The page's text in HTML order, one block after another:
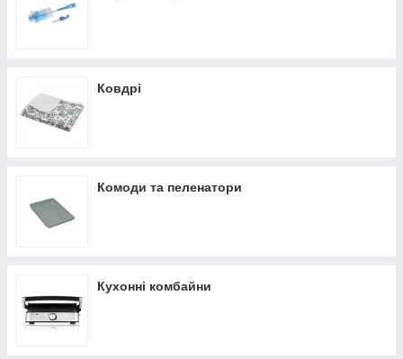
Ковдрі
Комоди та пеленатори
Кухонні комбайни